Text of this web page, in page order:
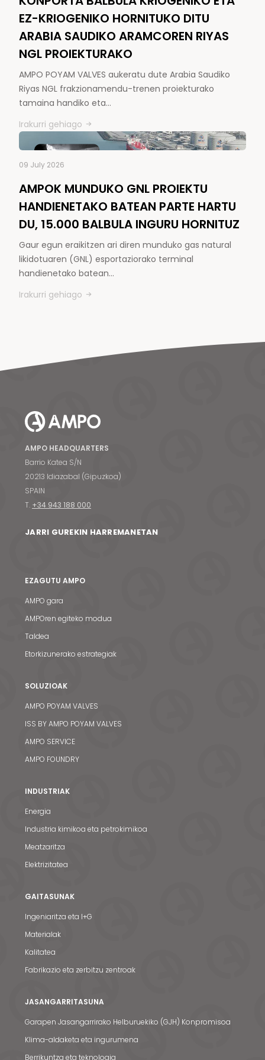
EZ-KRIOGENIKO HORNITUKO DITU
ARABIA SAUDIKO ARAMCOREN RIYAS
NGL PROIEKTURAKO
AMPO POYAM VALVES aukeratu dute Arabia Saudiko
Riyas NGL frakzionamendu-trenen proiekturako
tamaina handiko eta…
Irakurri gehiago
09 July 2026
AMPOK MUNDUKO GNL PROIEKTU
HANDIENETAKO BATEAN PARTE HARTU
DU, 15.000 BALBULA INGURU HORNITUZ
Gaur egun eraikitzen ari diren munduko gas natural
likidotuaren (GNL) esportaziorako terminal
handienetako batean…
Irakurri gehiago
AMPO HEADQUARTERS
Barrio Katea S/N
20213 Idiazabal (Gipuzkoa)
SPAIN
T. +34 943 188 000
JARRI GUREKIN HARREMANETAN
EZAGUTU AMPO
AMPO gara
AMPOren egiteko modua
Taldea
Etorkizunerako estrategiak
SOLUZIOAK
AMPO POYAM VALVES
ISS BY AMPO POYAM VALVES
AMPO SERVICE
AMPO FOUNDRY
INDUSTRIAK
Energia
Industria kimikoa eta petrokimikoa
Meatzaritza
Elektrizitatea
GAITASUNAK
Ingeniaritza eta I+G
Materialak
Kalitatea
Fabrikazio eta zerbitzu zentroak
JASANGARRITASUNA
Garapen Jasangarrirako Helburuekiko (GJH) Konpromisoa
Klima-aldaketa eta ingurumena
Berrikuntza eta teknologia